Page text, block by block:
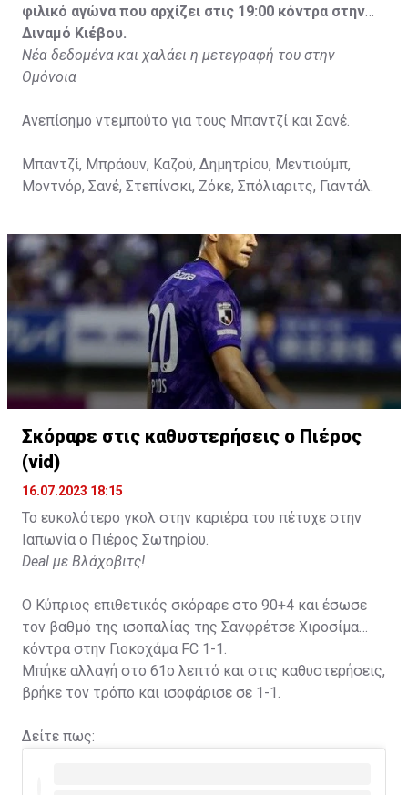
φιλικό αγώνα που αρχίζει στις 19:00 κόντρα στην
Διναμό Κιέβου.
Νέα δεδομένα και χαλάει η μετεγραφή του στην
Ομόνοια
Ανεπίσημο ντεμπούτο για τους Μπαντζί και Σανέ.
Μπαντζί, Μπράουν, Καζού, Δημητρίου, Μεντιούμπ,
Μοντνόρ, Σανέ, Στεπίνσκι, Ζόκε, Σπόλιαριτς, Γιαντάλ.
Σκόραρε στις καθυστερήσεις ο Πιέρος
(vid)
16.07.2023 18:15
Το ευκολότερο γκολ στην καριέρα του πέτυχε στην
Ιαπωνία ο Πιέρος Σωτηρίου.
Deal με Βλάχοβιτς!
Ο Κύπριος επιθετικός σκόραρε στο 90+4 και έσωσε
τον βαθμό της ισοπαλίας της Σανφρέτσε Χιροσίμα
κόντρα στην Γιοκοχάμα FC 1-1.
Μπήκε αλλαγή στο 61ο λεπτό και στις καθυστερήσεις,
βρήκε τον τρόπο και ισοφάρισε σε 1-1.
Δείτε πως: